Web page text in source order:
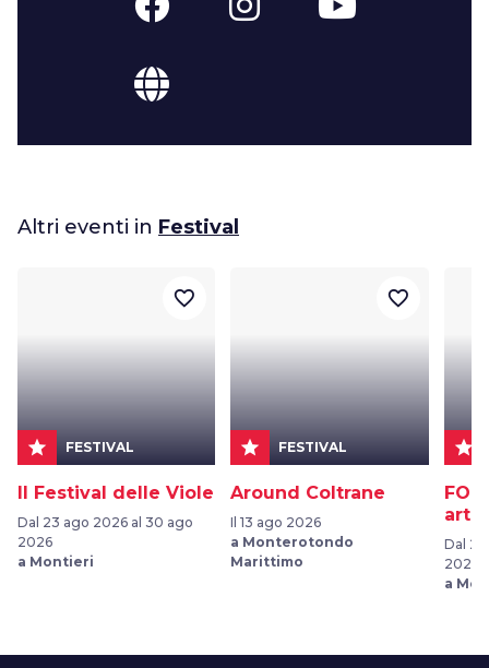
Altri eventi in Festival
star FESTIVAL
Il Festival delle Viole
Dal 23 ago 2026 al 30 ago
2026
a Montieri
favorite_border
star FESTIVAL
Around Coltrane
Il 13 ago 2026
a Monterotondo
Marittimo
favorite_border
star
arte
Dal
2026
a